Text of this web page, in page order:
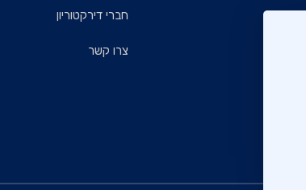
חברי דירקטוריון
צרו קשר